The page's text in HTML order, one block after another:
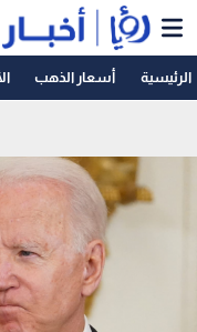
الرئيسية أسعار الذهب